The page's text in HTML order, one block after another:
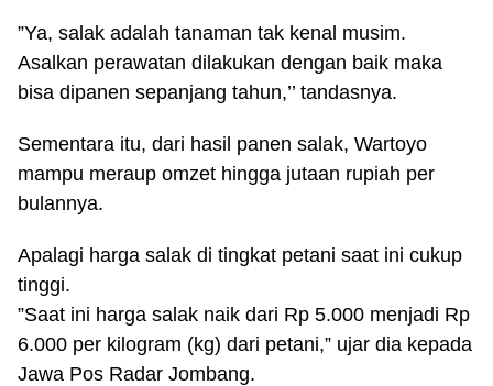
”Ya, salak adalah tanaman tak kenal musim.
Asalkan perawatan dilakukan dengan baik maka
bisa dipanen sepanjang tahun,’’ tandasnya.
Sementara itu, dari hasil panen salak, Wartoyo
mampu meraup omzet hingga jutaan rupiah per
bulannya.
Apalagi harga salak di tingkat petani saat ini cukup
tinggi.
”Saat ini harga salak naik dari Rp 5.000 menjadi Rp
6.000 per kilogram (kg) dari petani,” ujar dia kepada
Jawa Pos Radar Jombang.